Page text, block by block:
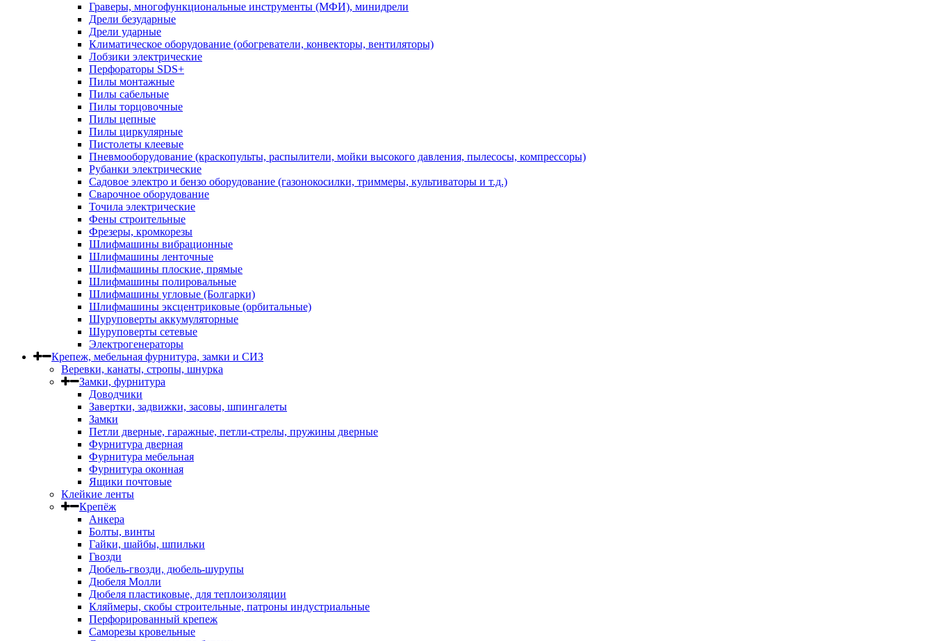
Граверы, многофункциональные инструменты (МФИ), минидрели
Дрели безударные
Дрели ударные
Климатическое оборудование (обогреватели, конвекторы, вентиляторы)
Лобзики электрические
Перфораторы SDS+
Пилы монтажные
Пилы сабельные
Пилы торцовочные
Пилы цепные
Пилы циркулярные
Пистолеты клеевые
Пневмооборудование (краскопульты, распылители, мойки высокого давления, пылесосы, компрессоры)
Рубанки электрические
Садовое электро и бензо оборудование (газонокосилки, триммеры, культиваторы и т.д.)
Сварочное оборудование
Точила электрические
Фены строительные
Фрезеры, кромкорезы
Шлифмашины вибрационные
Шлифмашины ленточные
Шлифмашины плоские, прямые
Шлифмашины полировальные
Шлифмашины угловые (Болгарки)
Шлифмашины эксцентриковые (орбитальные)
Шуруповерты аккумуляторные
Шуруповерты сетевые
Электрогенераторы
Крепеж, мебельная фурнитура, замки и СИЗ
Веревки, канаты, стропы, шнурка
Замки, фурнитура
Доводчики
Завертки, задвижки, засовы, шпингалеты
Замки
Петли дверные, гаражные, петли-стрелы, пружины дверные
Фурнитура дверная
Фурнитура мебельная
Фурнитура оконная
Ящики почтовые
Клейкие ленты
Крепёж
Анкера
Болты, винты
Гайки, шайбы, шпильки
Гвозди
Дюбель-гвозди, дюбель-шурупы
Дюбеля Молли
Дюбеля пластиковые, для теплоизоляции
Кляймеры, скобы строительные, патроны индустриальные
Перфорированный крепеж
Саморезы кровельные